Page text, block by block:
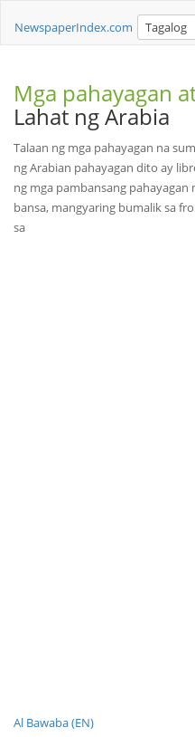
NewspaperIndex.com Tagalog
Mga pahayagan
Lahat ng Arabia
Talaan ng mga pahayagan na
ng Arabian pahayagan dito ay
ng mga pambansang pahayagan
bansa, mangyaring bumalik sa
sa
Al Bawaba (EN)